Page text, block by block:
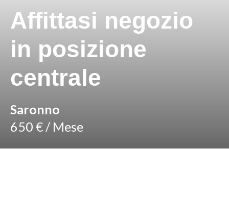
Affittasi negozio
in posizione
centrale
Saronno
650 € / Mese